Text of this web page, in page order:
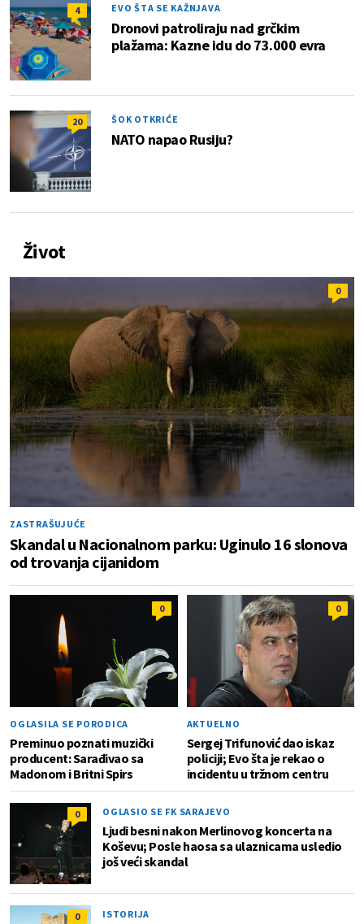
4 EVO ŠTA SE KAŽNJAVA
Dronovi patroliraju nad grčkim
plažama: Kazne idu do 73.000 evra
20 ŠOK OTKRIĆE
NATO napao Rusiju?
Život
0
ZASTRAŠUJUĆE
Skandal u Nacionalnom parku: Uginulo 16 slonova
od trovanja cijanidom
0
OGLASILA SE PORODICA
Preminuo poznati muzički
producent: Sarađivao sa
Madonom i Britni Spirs
0
AKTUELNO
Sergej Trifunović dao iskaz
policiji; Evo šta je rekao o
incidentu u tržnom centru
0 OGLASIO SE FK SARAJEVO
Ljudi besni nakon Merlinovog koncerta na
Koševu; Posle haosa sa ulaznicama usledio
još veći skandal
0 ISTORIJA